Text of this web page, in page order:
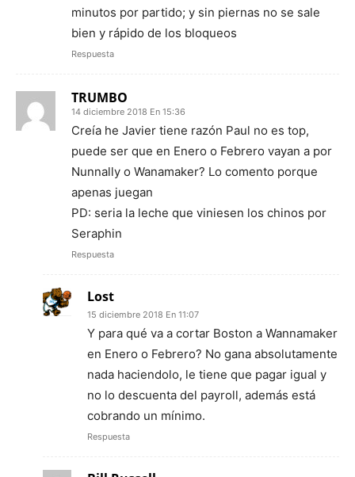
minutos por partido; y sin piernas no se sale
bien y rápido de los bloqueos
Respuesta
TRUMBO
14 diciembre 2018 En 15:36
Creía he Javier tiene razón Paul no es top,
puede ser que en Enero o Febrero vayan a por
Nunnally o Wanamaker? Lo comento porque
apenas juegan
PD: seria la leche que viniesen los chinos por
Seraphin
Respuesta
Lost
15 diciembre 2018 En 11:07
Y para qué va a cortar Boston a Wannamaker
en Enero o Febrero? No gana absolutamente
nada haciendolo, le tiene que pagar igual y
no lo descuenta del payroll, además está
cobrando un mínimo.
Respuesta